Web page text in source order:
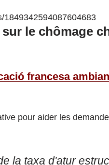
1849342594087604683
le chômage
francesa
pour aider les
la taxa d'atur